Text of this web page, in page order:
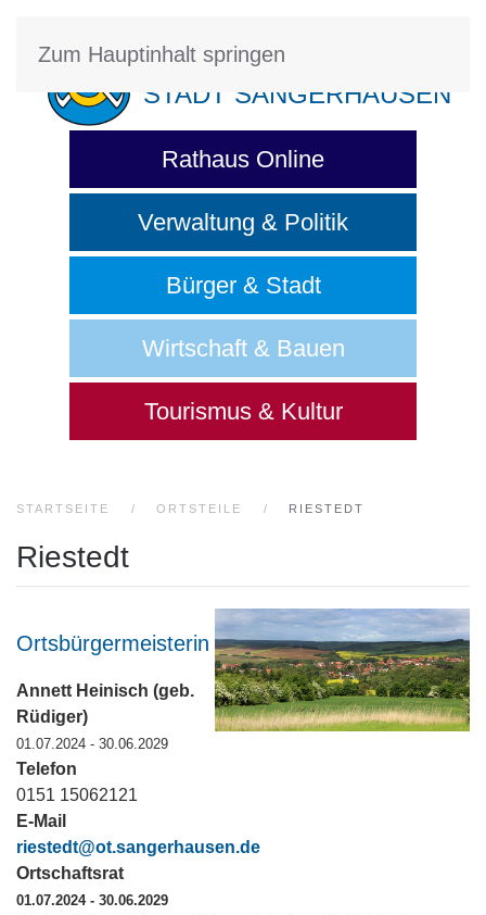
Zum Hauptinhalt springen
STADT SANGERHAUSEN
Rathaus Online
Verwaltung & Politik
Bürger & Stadt
Wirtschaft & Bauen
Tourismus & Kultur
STARTSEITE ORTSTEILE RIESTEDT
Riestedt
Ortsbürgermeisterin
Annett Heinisch (geb.
Rüdiger)
01.07.2024 - 30.06.2029
Telefon
0151 15062121
E-Mail
riestedt@ot.sangerhausen.de
Ortschaftsrat
01.07.2024 - 30.06.2029